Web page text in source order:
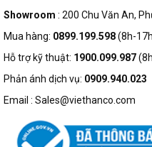
Showroom : 200 Chu Văn An,
Mua hàng: 0899.199.598(8h-
Hỗ trợ kỹ thuật: 1900.099.987
Phản ánh dịch vụ: 0909.940.023
Email : Sales@viethanco.com